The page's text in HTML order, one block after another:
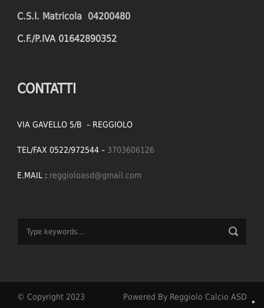
C.S.I. Matricola 04200480
C.F./P.IVA 01642890352
CONTATTI
VIA GAVELLO 5/B – REGGIOLO
TEL/FAX 0522/972544 – 3703606126
E.MAIL : reggioloasd@gmail.com
© Copyright 2023 Powered By Reggiolo Calcio ASD